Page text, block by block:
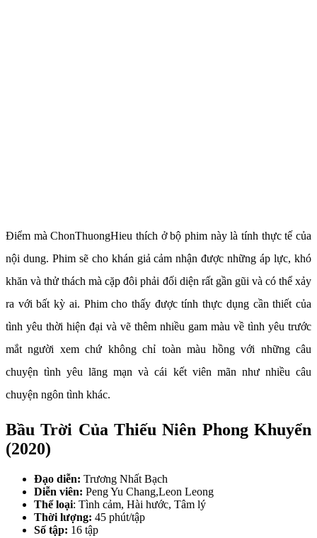
Điểm mà ChonThuongHieu thích ở bộ phim này là tính thực tế của
nội dung. Phim sẽ cho khán giả cảm nhận được những áp lực, khó
khăn và thử thách mà cặp đôi phải đối diện rất gần gũi và có thể xảy
ra với bất kỳ ai. Phim cho thấy được tính thực dụng cần thiết của
tình yêu thời hiện đại và vẽ thêm nhiều gam màu về tình yêu trước
mắt người xem chứ không chỉ toàn màu hồng với những câu
chuyện tình yêu lãng mạn và cái kết viên mãn như nhiều câu
chuyện ngôn tình khác.
Bầu Trời Của Thiếu Niên Phong Khuyển
(2020)
Đạo diễn: Trương Nhất Bạch
Diễn viên: Peng Yu Chang,Leon Leong
Thể loại: Tình cảm, Hài hước, Tâm lý
Thời lượng: 45 phút/tập
Số tập: 16 tập